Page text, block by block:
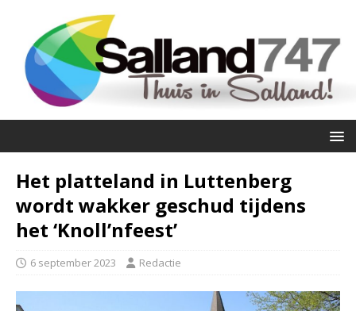
Het platteland in Luttenberg
wordt wakker geschud tijdens
het ‘Knoll’nfeest’
6 september 2023 Redactie